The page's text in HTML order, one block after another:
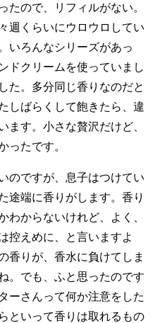
たので、リフィルがない。
週くらいにウロウロしてい
いろんなシリーズがあっ
ドクリームを使っていまし
た。多分同じ香りなのだと
しばらくして飽きたら、違
ます。小さな贅沢だけど、
ったです。
のですが、息子はつけてい
途端に香りがします。香り
わからないけれど、よく、
控えめに、と言いますよ
香りが、香水に負けてしま
。でも、ふと思ったのです
ーさんって何か注意をした
といって香りは取れるもの